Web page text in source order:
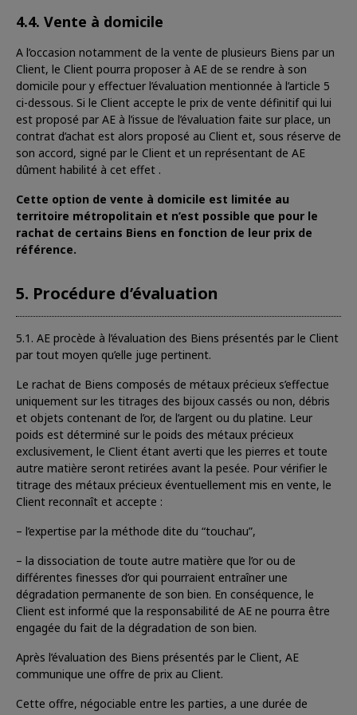
4.4. Vente à domicile
A l’occasion notamment de la vente de plusieurs Biens par un
Client, le Client pourra proposer à AE de se rendre à son
domicile pour y effectuer l’évaluation mentionnée à l’article 5
ci-dessous. Si le Client accepte le prix de vente définitif qui lui
est proposé par AE à l’issue de l’évaluation faite sur place, un
contrat d’achat est alors proposé au Client et, sous réserve de
son accord, signé par le Client et un représentant de AE
dûment habilité à cet effet .
Cette option de vente à domicile est limitée au
territoire métropolitain et n’est possible que pour le
rachat de certains Biens en fonction de leur prix de
référence.
5. Procédure d’évaluation
5.1. AE procède à l’évaluation des Biens présentés par le Client
par tout moyen qu’elle juge pertinent.
Le rachat de Biens composés de métaux précieux s’effectue
uniquement sur les titrages des bijoux cassés ou non, débris
et objets contenant de l’or, de l’argent ou du platine. Leur
poids est déterminé sur le poids des métaux précieux
exclusivement, le Client étant averti que les pierres et toute
autre matière seront retirées avant la pesée. Pour vérifier le
titrage des métaux précieux éventuellement mis en vente, le
Client reconnaît et accepte :
– l’expertise par la méthode dite du “touchau”,
– la dissociation de toute autre matière que l’or ou de
différentes finesses d’or qui pourraient entraîner une
dégradation permanente de son bien. En conséquence, le
Client est informé que la responsabilité de AE ne pourra être
engagée du fait de la dégradation de son bien.
Après l’évaluation des Biens présentés par le Client, AE
communique une offre de prix au Client.
Cette offre, négociable entre les parties, a une durée de